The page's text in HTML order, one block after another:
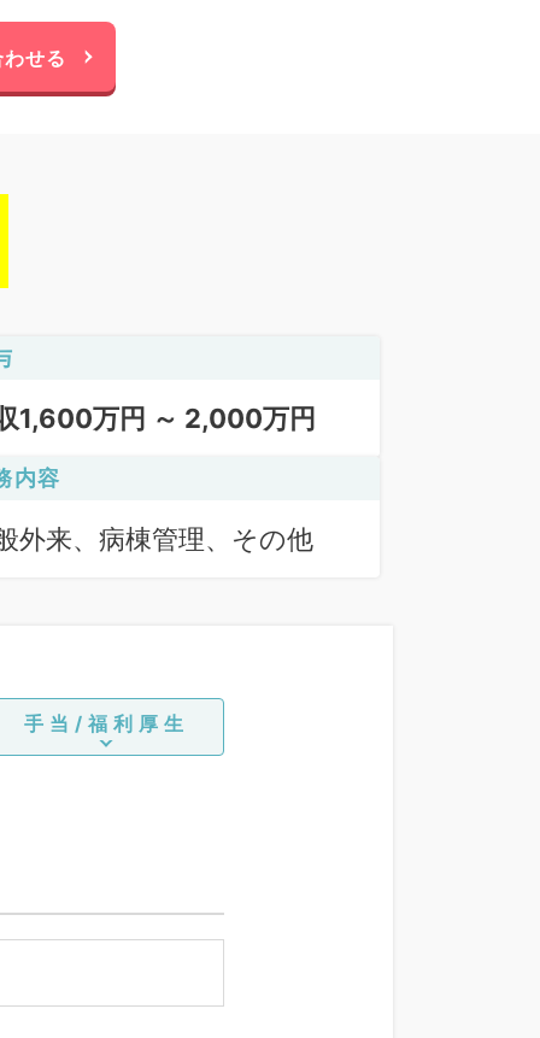
せる
1,600万円 ～ 2,000万円
内容
外来、病棟管理、その他
手当/福利厚生